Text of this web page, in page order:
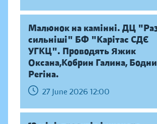
Малюнок на камінні. ДЦ
сильніші" БФ "Карітас СДЄ
УГКЦ". Проводять Яжик
Оксана,Кобрин Галина,
Регіна.
27 June 2026 12:00